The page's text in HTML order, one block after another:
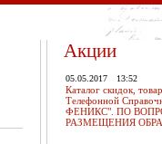
Акции
05.05.2017 13:52
Каталог скидок,
Телефонной
ФЕНИКС". ПО
РАЗМЕЩЕНИЯ